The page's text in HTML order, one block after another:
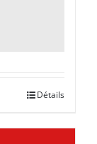
Détails